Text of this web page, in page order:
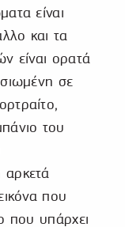
είναι
και τα
είναι ορατά
σε
του
που
που υπάρχει